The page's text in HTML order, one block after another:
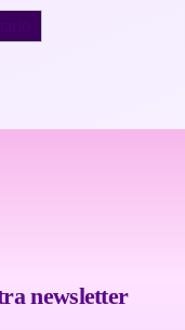
newsletter